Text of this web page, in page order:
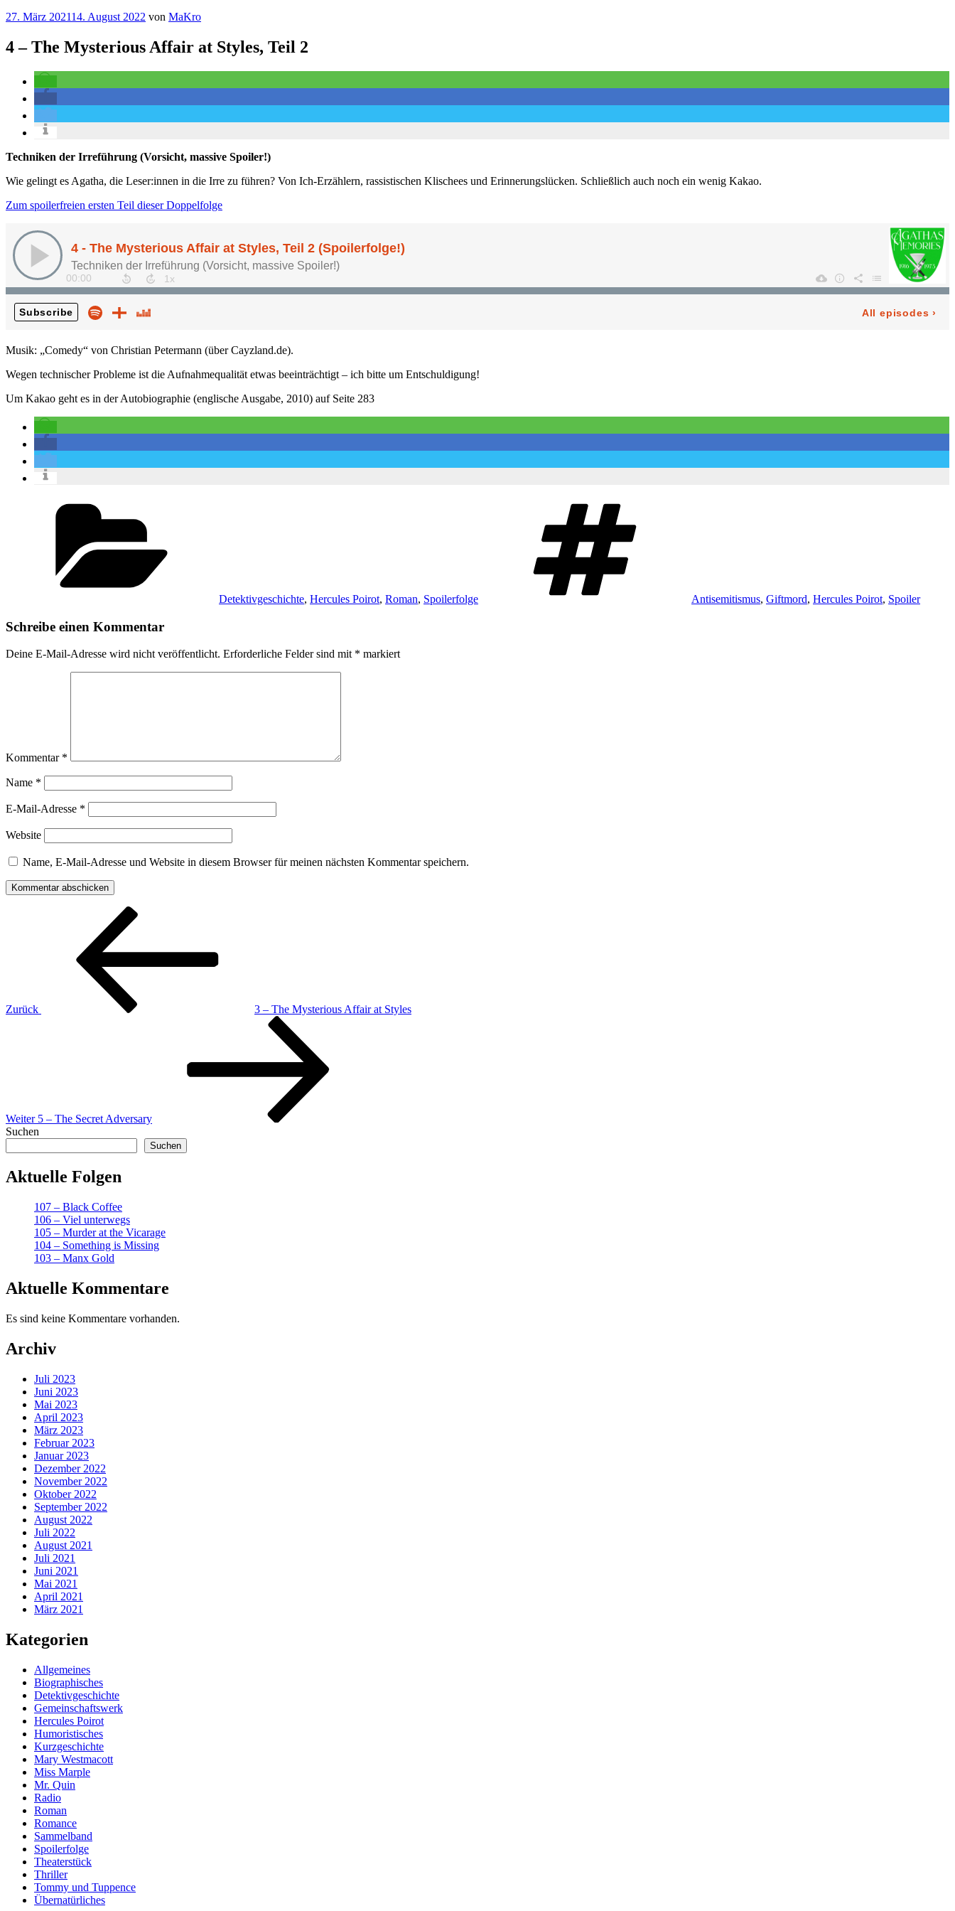
Veröffentlicht
27. März 202114. August 2022 von MaKro
4 – The Mysterious Affair at Styles, Teil 2
Techniken der Irreführung (Vorsicht, massive Spoiler!)
Wie gelingt es Agatha, die Leser:innen in die Irre zu führen? Von Ich-Erzählern, rassistischen Klischees und Erinnerungslücken. Schließlich auch noch ein wenig Kakao.
Zum spoilerfreien ersten Teil dieser Doppelfolge
Musik: „Comedy“ von Christian Petermann (über Cayzland.de).
Wegen technischer Probleme ist die Aufnahmequalität etwas beeinträchtigt – ich bitte um Entschuldigung!
Um Kakao geht es in der Autobiographie (englische Ausgabe, 2010) auf Seite 283
Detektivgeschichte, Hercules Poirot, Roman, Spoilerfolge Antisemitismus, Giftmord, Hercules Poirot, Spoiler
Schreibe einen Kommentar
Deine E-Mail-Adresse wird nicht veröffentlicht. Erforderliche Felder sind mit * markiert
Kommentar *
Name *
E-Mail-Adresse *
Website
Name, E-Mail-Adresse und Website in diesem Browser für meinen nächsten Kommentar speichern.
Beitragsnavigation
Zurück
3 – The Mysterious Affair at Styles
Weiter 5 – The Secret Adversary
Suchen
Suchen
Aktuelle Folgen
107 – Black Coffee
106 – Viel unterwegs
105 – Murder at the Vicarage
104 – Something is Missing
103 – Manx Gold
Aktuelle Kommentare
Es sind keine Kommentare vorhanden.
Archiv
Juli 2023
Juni 2023
Mai 2023
April 2023
März 2023
Februar 2023
Januar 2023
Dezember 2022
November 2022
Oktober 2022
September 2022
August 2022
Juli 2022
August 2021
Juli 2021
Juni 2021
Mai 2021
April 2021
März 2021
Kategorien
Allgemeines
Biographisches
Detektivgeschichte
Gemeinschaftswerk
Hercules Poirot
Humoristisches
Kurzgeschichte
Mary Westmacott
Miss Marple
Mr. Quin
Radio
Roman
Romance
Sammelband
Spoilerfolge
Theaterstück
Thriller
Tommy und Tuppence
Übernatürliches